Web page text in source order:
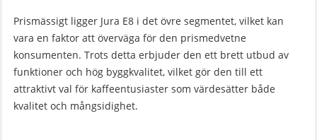
Prismässigt ligger Jura E8 i det övre segmentet, vilket kan
vara en faktor att överväga för den prismedvetne
konsumenten. Trots detta erbjuder den ett brett utbud av
funktioner och hög byggkvalitet, vilket gör den till ett
attraktivt val för kaffeentusiaster som värdesätter både
kvalitet och mångsidighet.